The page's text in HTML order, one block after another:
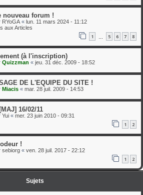
nouveau forum !
RYoGA « lun. 11 mars 2024 - 11:12
aux Articles
1 … 5 6 7 8
(à l'inscription)
Quizzman « jeu. 31 déc. 2009 - 18:52
DE L'EQUIPE DU SITE !
Miacis « mar. 28 juil. 2009 - 14:53
16/02/11
Yui « mer. 23 juin 2010 - 09:31
1 2
!
sebiorg « ven. 28 juil. 2017 - 22:12
1 2
Sujets